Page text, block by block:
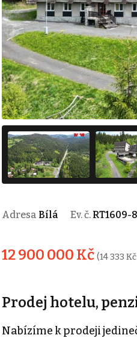
Adresa Bílá Ev. č. RT1609-
12 900 000 Kč (14 333
Prodej hotelu,
Nabízíme k prodeji